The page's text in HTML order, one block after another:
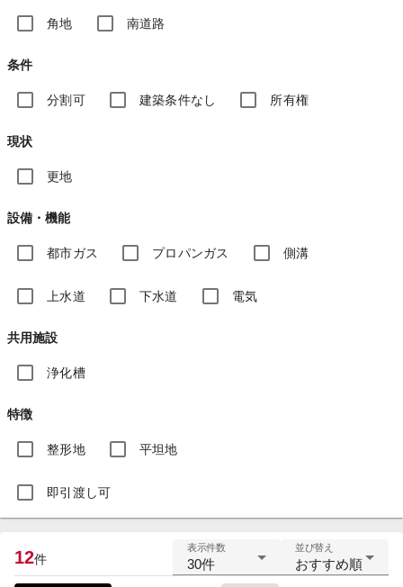
角地 南道路
条件
分割可 建築条件なし 所有権
現状
更地
設備・機能
都市ガス プロパンガス 側溝
上水道 下水道 電気
共用施設
浄化槽
特徴
整形地 平坦地
即引渡し可
12件
表示件数
30件
並び替え
おすすめ順